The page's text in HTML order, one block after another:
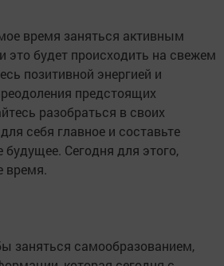
время заняться активным
будет происходить на свежем
позитивной энергией и
предстоящих
разобраться в своих
себя главное и составьте
Сегодня для этого,
время.
заняться самообразованием,